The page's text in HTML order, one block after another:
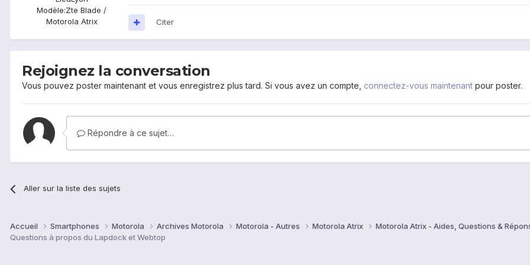
Modèle:Zte Blade /
Motorola Atrix
Citer
Rejoignez la conversation
Vous pouvez poster maintenant et vous enregistrez plus tard. Si vous avez un compte, connectez-vous maintenant pour poster.
Répondre à ce sujet…
Aller sur la liste des sujets
Accueil Smartphones Motorola Archives Motorola Motorola - Autres Motorola Atrix
Motorola Atrix - Aides, Questions &
Questions à propos du Lapdock et Webtop